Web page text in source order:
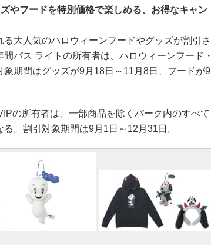
やフードを特別価格で楽しめる、お得なキャン
大人気のハロウィーンフードやグッズが割引さ
パス ライトの所有者は、ハロウィーンフード・
期間はグッズが9月18日～11月8日、フードが9
の所有者は、一部商品を除くパーク内のすべて
。割引対象期間は9月1日～12月31日。